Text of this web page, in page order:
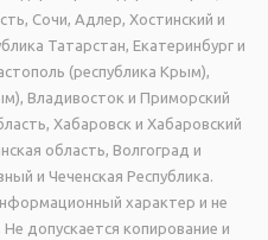
Сочи, Адлер, Хостинский и
Татарстан, Екатеринбург и
(республика Крым),
Владивосток и Приморский
Хабаровск и Хабаровский
область, Волгоград и
и Чеченская Республика.
характер и не
допускается копирование и